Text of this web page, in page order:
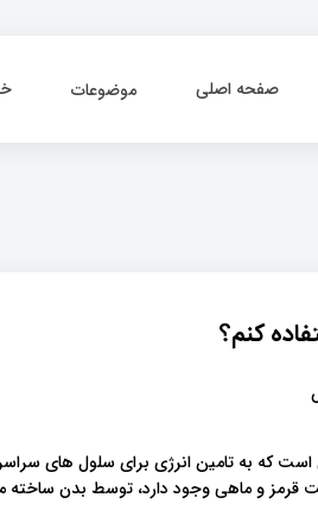
صفحه اصلی موضوعات
کنم؟
است که به تامین انرژی برای سلول های
قرمز و ماهی وجود دارد، توسط بدن